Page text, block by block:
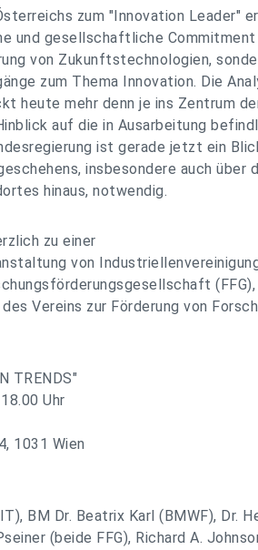
zum "Innovation Leader"
und gesellschaftliche Commitment
von Zukunftstechnologien,
zum Thema Innovation. Die
heute mehr denn je ins Zentrum
auf die in Ausarbeitung
ist gerade jetzt ein
insbesondere auch über
hinaus, notwendig.
zu einer
von
(FFG),
Vereins zur Förderung von
TRENDS"
Uhr
1031 Wien
BM Dr. Beatrix Karl (BMWF), Dr.
(beide FFG), Richard A.